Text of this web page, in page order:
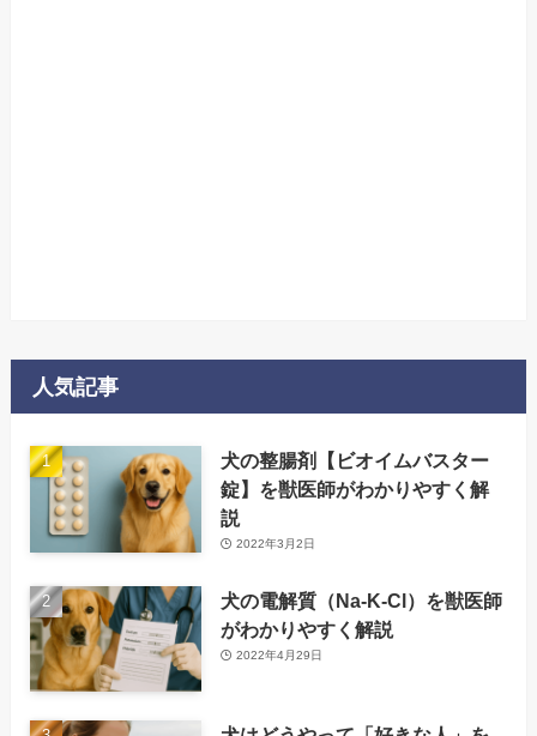
人気記事
犬の整腸剤【ビオイムバスター
錠】を獣医師がわかりやすく解
説
2022年3月2日
犬の電解質（Na-K-Cl）を獣医師
がわかりやすく解説
2022年4月29日